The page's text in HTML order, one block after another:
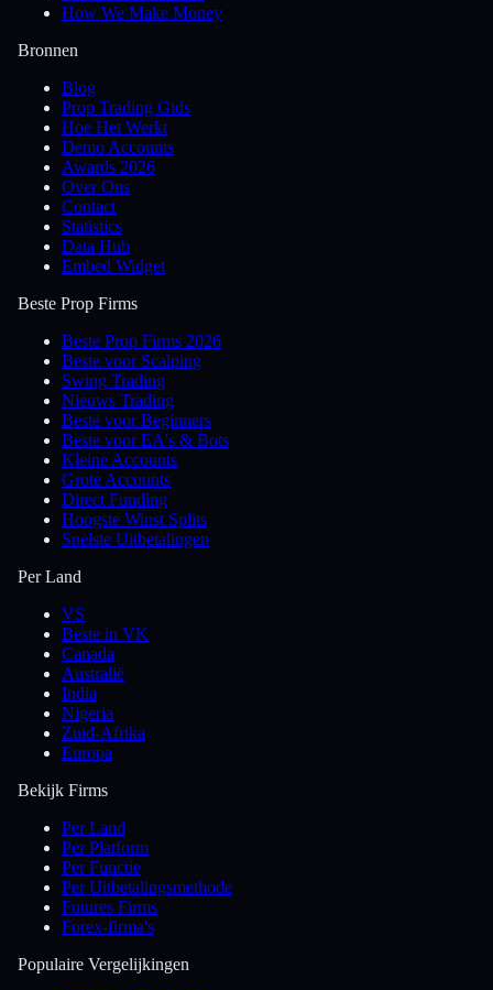
How We Make Money
Bronnen
Blog
Prop Trading Gids
Hoe Het Werkt
Demo Accounts
Awards 2026
Over Ons
Contact
Statistics
Data Hub
Embed Widget
Beste Prop Firms
Beste Prop Firms 2026
Beste voor Scalping
Swing Trading
Nieuws Trading
Beste voor Beginners
Beste voor EA's & Bots
Kleine Accounts
Grote Accounts
Direct Funding
Hoogste Winst Splits
Snelste Uitbetalingen
Per Land
VS
Beste in VK
Canada
Australië
India
Nigeria
Zuid-Afrika
Europa
Bekijk Firms
Per Land
Per Platform
Per Functie
Per Uitbetalingsmethode
Futures Firms
Forex-firma's
Populaire Vergelijkingen